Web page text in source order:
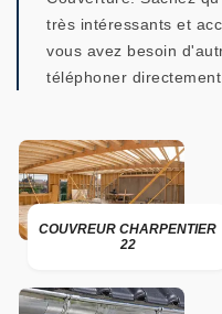
très intéressants et
vous avez besoin
téléphoner directement.
COUVREUR CHARPENTIER
22